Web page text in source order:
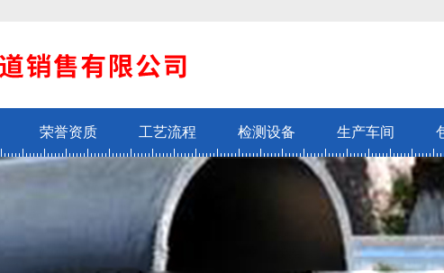
荣誉资质 工艺流程 检测设备 生产车间